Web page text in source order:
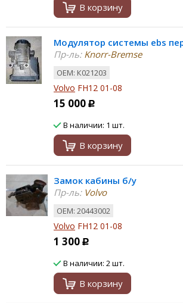
В корзину
Модулятор системы ebs
Пр-ль:Knorr-Bremse
ОЕМ: К021203
Volvo FH12 01-08
15 000 Р
В наличии: 1 шт.
В корзину
Замок кабины б/у
Пр-ль:Volvo
ОЕМ: 20443002
Volvo FH12 01-08
1 300 Р
В наличии: 2 шт.
В корзину